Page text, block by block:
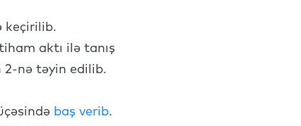
keçirilib.
aktı ilə tanış
2-nə təyin edilib.
baş verib.